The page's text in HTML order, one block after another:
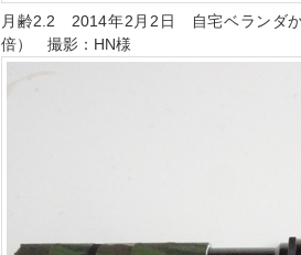
月齢2.2 2014年2月2日 自宅ベランダ
倍） 撮影：HN様